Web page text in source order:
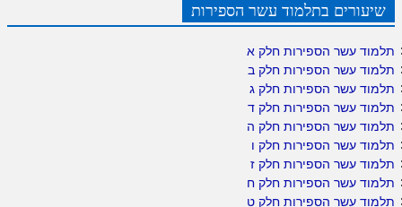
שיעורים בתלמוד עשר הספירות
תלמוד עשר הספירות חלק א
תלמוד עשר הספירות חלק ב
תלמוד עשר הספירות חלק ג
תלמוד עשר הספירות חלק ד
תלמוד עשר הספירות חלק ה
תלמוד עשר הספירות חלק ו
תלמוד עשר הספירות חלק ז
תלמוד עשר הספירות חלק ח
תלמוד עשר הספירות חלק ט